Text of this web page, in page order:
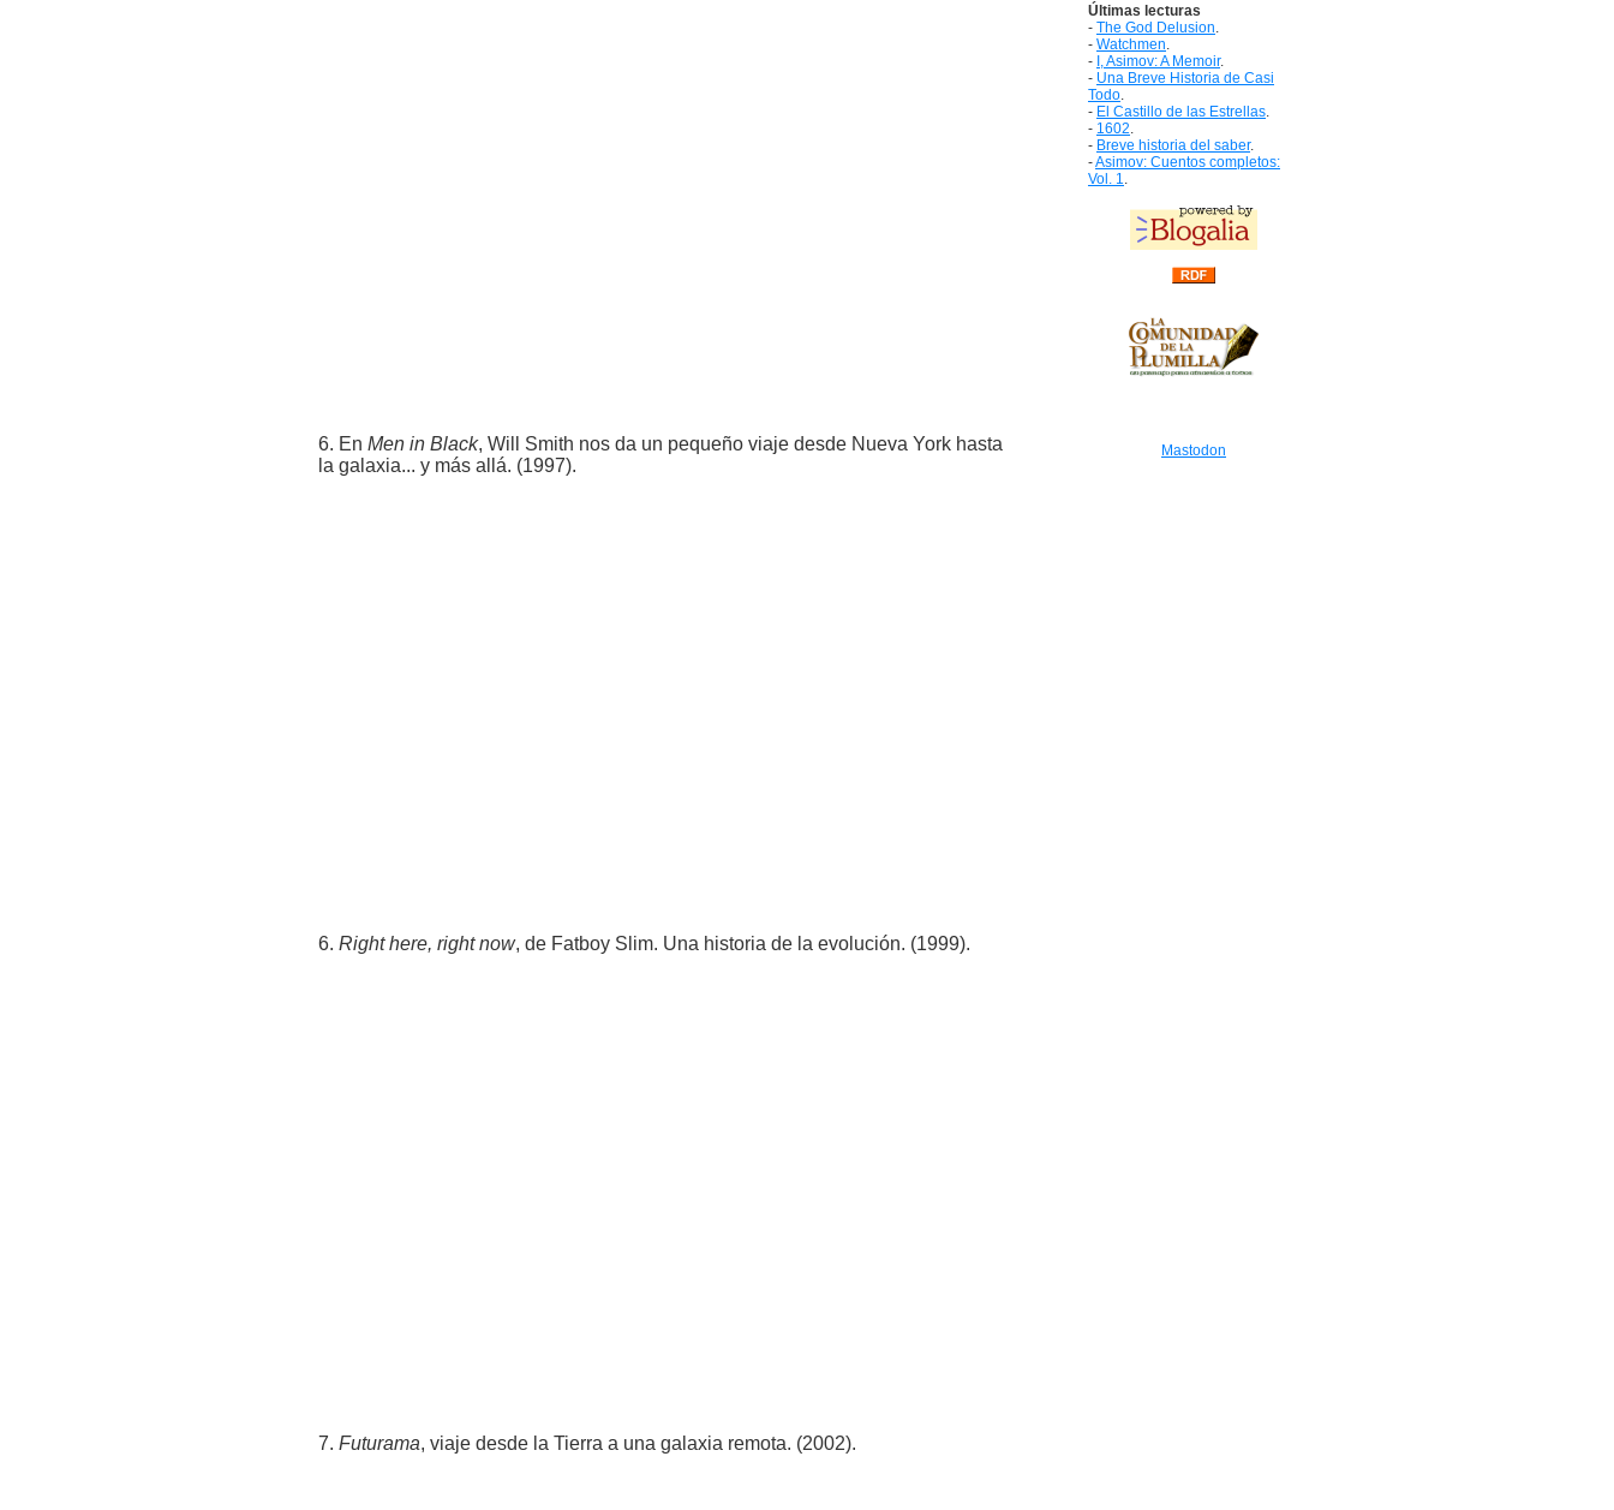
6. En Men in Black, Will Smith nos da un pequeño viaje desde Nueva York hasta
la galaxia... y más allá. (1997).
6. Right here, right now, de Fatboy Slim. Una historia de la evolución. (1999).
7. Futurama, viaje desde la Tierra a una galaxia remota. (2002).
Últimas lecturas
- The God Delusion
- Watchmen
- I, Asimov: A Memoir.
- Una Breve Historia de Casi
Todo
- El Castillo de las Estrellas
- 1602
- Breve historia del saber.
-Asimov: Cuentos completos:
Vol. 1
Mastodon